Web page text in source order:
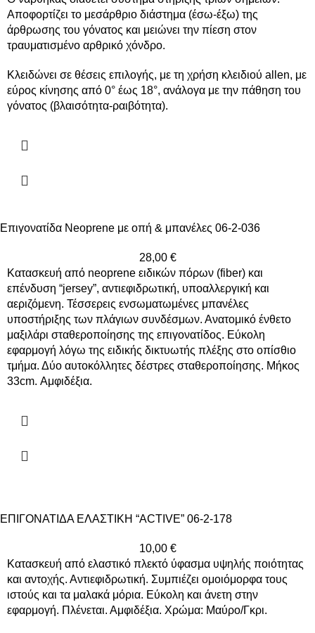
Aποφορτίζει το μεσάρθριο διάστημα (έσω-έξω) της
άρθρωσης του γόνατος και μειώνει την πίεση στον
τραυματισμένο αρθρικό χόνδρο.
Κλειδώνει σε θέσεις επιλογής, με τη χρήση κλειδιού allen, με
εύρος κίνησης από 0° έως 18°, ανάλογα με την πάθηση του
γόνατος (βλαισότητα-ραιβότητα).
Επιγονατίδα Neoprene με οπή & μπανέλες 06-2-036
28,00 €
Κατασκευή από neoprene ειδικών πόρων (fiber) και
επένδυση “jersey”, αντιεφιδρωτική, υποαλλεργική και
αεριζόμενη. Τέσσερεις ενσωματωμένες μπανέλες
υποστήριξης των πλάγιων συνδέσμων. Ανατομικό ένθετο
μαξιλάρι σταθεροποίησης της επιγονατίδος. Εύκολη
εφαρμογή λόγω της ειδικής δικτυωτής πλέξης στο οπίσθιο
τμήμα. Δύο αυτοκόλλητες δέστρες σταθεροποίησης. Μήκος
33cm. Αμφιδέξια.
ΕΠΙΓΟΝΑΤΙΔΑ ΕΛΑΣΤΙΚΗ “ΑCTIVE” 06-2-178
10,00 €
Κατασκευή από ελαστικό πλεκτό ύφασμα υψηλής ποιότητας
και αντοχής. Αντιεφιδρωτική. Συμπιέζει ομoιόμορφα τους
ιστούς και τα μαλακά μόρια. Εύκολη και άνετη στην
εφαρμογή. Πλένεται. Αμφιδέξια. Χρώμα: Μαύρο/Γκρι.